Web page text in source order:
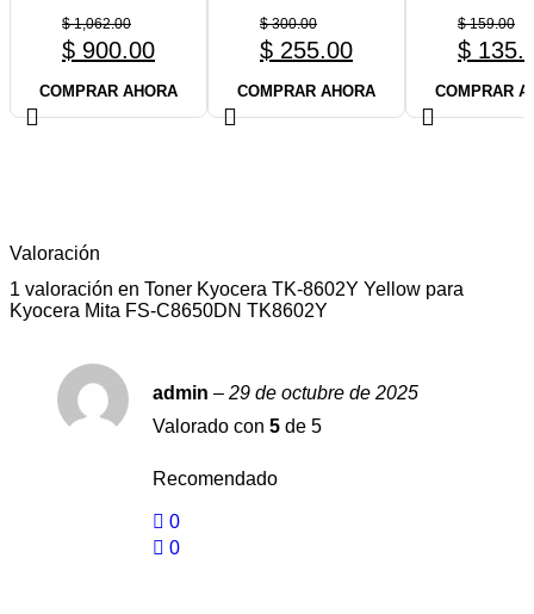
$1,062.00
$ 900.00
COMPRAR AHORA
$300.00
$ 255.00
COMPRAR AHORA
$159.00
$
COMPRAR
Valoración
1 valoración en Toner Kyocera TK-8602Y Yellow para
Kyocera Mita FS-C8650DN TK8602Y
admin – 29 de octubre de 2025
Valorado con 5 de 5
Recomendado
0
0